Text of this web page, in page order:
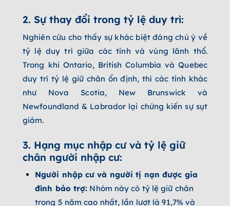
2. Sự thay đổi trong tỷ lệ duy trì:
Nghiên cứu cho thấy sự khác biệt đáng chú ý về
tỷ lệ duy trì giữa các tỉnh và vùng lãnh thổ.
Trong khi Ontario, British Columbia và Quebec
duy trì tỷ lệ giữ chân ổn định, thì các tỉnh khác
như Nova Scotia, New Brunswick và
Newfoundland & Labrador lại chứng kiến sự sụt
giảm.
3. Hạng mục nhập cư và tỷ lệ giữ
chân người nhập cư:
Người nhập cư và người tị nạn được gia
đình bảo trợ: Nhóm này có tỷ lệ giữ chân
trong 5 năm cao nhất, lần lượt là 91,7% và